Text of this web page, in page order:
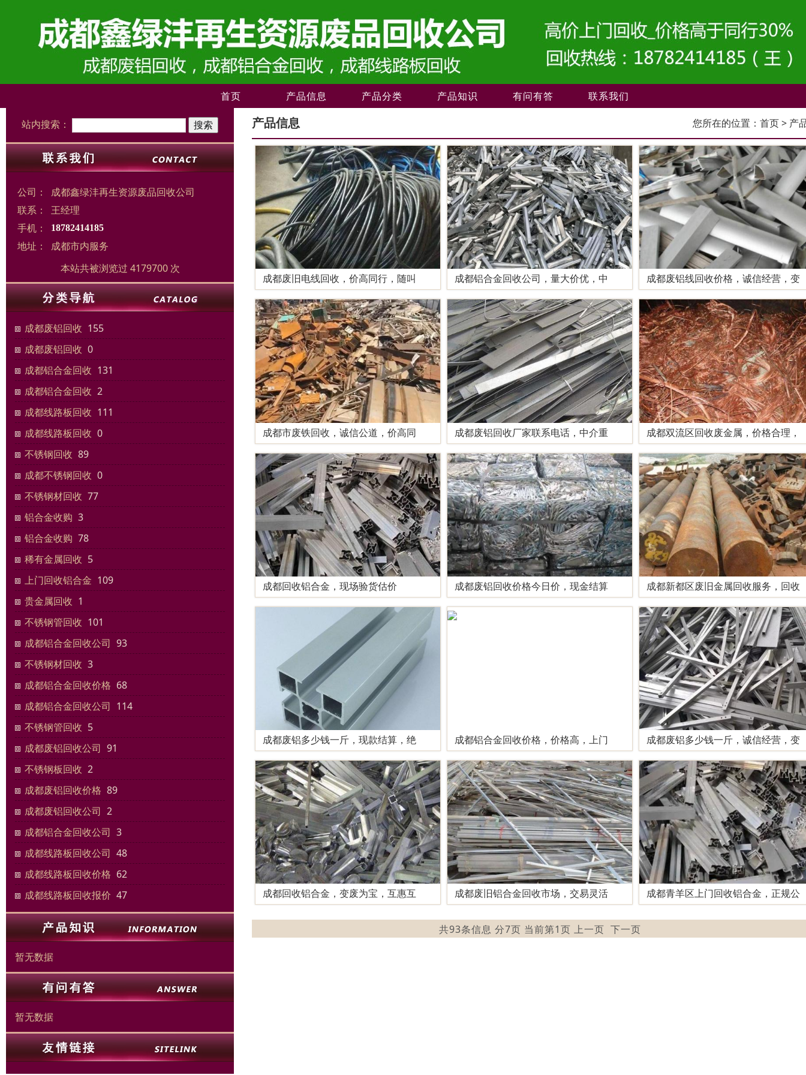
首页 产品信息 产品分类 产品知识 有问有答 联系我们
站内搜索：
公司：
成都鑫绿沣再生资源废品回收公司
联系：
王经理
手机：
18782414185
地址：
成都市内服务
本站共被浏览过 4179700 次
成都废铝回收 155
成都废铝回收 0
成都铝合金回收 131
成都铝合金回收 2
成都线路板回收 111
成都线路板回收 0
不锈钢回收 89
成都不锈钢回收 0
不锈钢材回收 77
铝合金收购 3
铝合金收购 78
稀有金属回收 5
上门回收铝合金 109
贵金属回收 1
不锈钢管回收 101
成都铝合金回收公司 93
不锈钢材回收 3
成都铝合金回收价格 68
成都铝合金回收公司 114
不锈钢管回收 5
成都废铝回收公司 91
不锈钢板回收 2
成都废铝回收价格 89
成都废铝回收公司 2
成都铝合金回收公司 3
成都线路板回收公司 48
成都线路板回收价格 62
成都线路板回收报价 47
暂无数据
暂无数据
产品信息 您所在的位置： 首页> 产
成都废旧电线回收，价高同行，随叫 成都铝合金回收公司，量大价优，中 成都废铝线回收价格，诚信经营，变
成都市废铁回收，诚信公道，价高同 成都废铝回收厂家联系电话，中介重 成都双流区回收废金属，价格合理，
成都回收铝合金，现场验货估价 成都废铝回收价格今日价，现金结算 成都新都区废旧金属回收服务，回收
成都废铝多少钱一斤，现款结算，绝 成都铝合金回收价格，价格高，上门 成都废铝多少钱一斤，诚信经营，变
成都回收铝合金，变废为宝，互惠互 成都废旧铝合金回收市场，交易灵活 成都青羊区上门回收铝合金，正规公
共93条信息 分7页 当前第1页 上一页 下一页